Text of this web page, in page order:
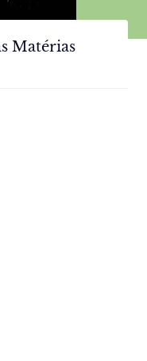
Matérias